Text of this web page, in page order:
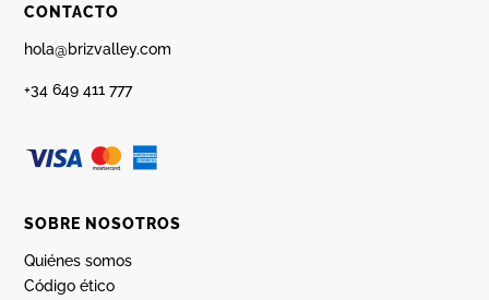
CONTACTO
hola@brizvalley.com
+34 649 411 777
SOBRE NOSOTROS
Quiénes somos
Código ético